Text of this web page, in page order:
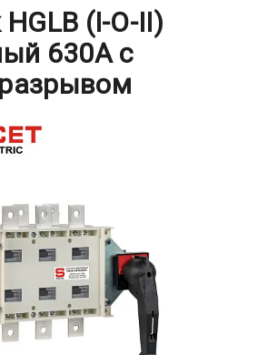
(I-O-II)
630A с